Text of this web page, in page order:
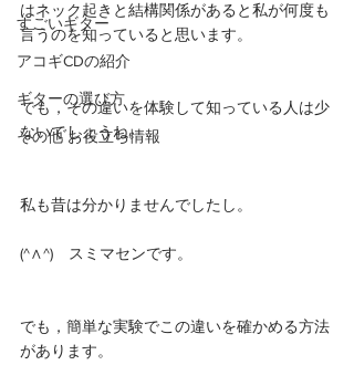
すごいギター
アコギCDの紹介
ギターの選び方
その他 お役立ち情報
はネック起きと結構関係があると私が何度も
言うのを知っていると思います。
でも，その違いを体験して知っている人は少
ないでしょうね。
私も昔は分かりませんでしたし。
(^∧^)　スミマセンです。
でも，簡単な実験でこの違いを確かめる方法
があります。